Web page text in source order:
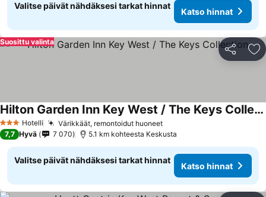
Valitse päivät nähdäksesi tarkat hinnat
Katso hinnat
Jaa
Suosittu valinta
3 Tähtiluokitus
Hotelli Värikkäät, remontoidut huoneet
Hilton Garden Inn Key West / The Keys Collection
7,7 Hyvä 7 070 5.1 km kohteesta Keskusta
Valitse päivät nähdäksesi tarkat hinnat
Katso hinnat